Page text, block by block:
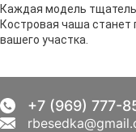
Каждая модель
Костровая чаша
вашего участка.
+7 (969) 777-